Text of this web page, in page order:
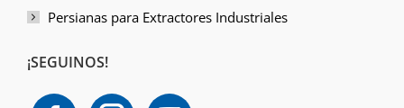
Persianas para Extractores Industriales
¡SEGUINOS!